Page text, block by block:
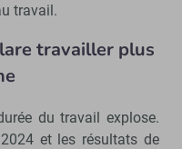
travail.
travailler plus
du travail explose.
et les résultats de